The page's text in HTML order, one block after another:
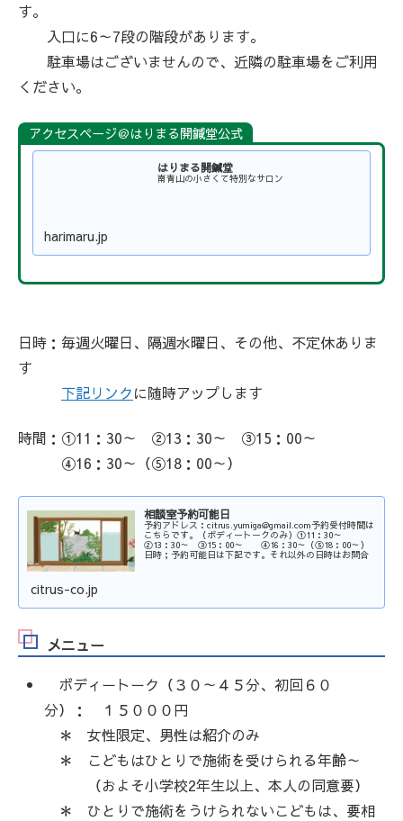
す。
入口に6～7段の階段があります。
駐車場はございませんので、近隣の駐車場をご利用
ください。
アクセスページ＠はりまる開鍼堂公式
はりまる開鍼堂
南青山の小さくて特別なサロン
harimaru.jp
日時：毎週火曜日、 隔週水曜日、その他、不定休ありま
す
下記リンクに随時アップします
時間：①11：30～ ②13：30～ ③15：00～
④16：30～（⑤18：00～）
相談室予約可能日
予約アドレス：citrus.yumiga@gmail.com予約受付時間は
こちらです。（ボディートークのみ）①11：30～
②13：30～ ③15：00～ ④16：30～（⑤18：00～）
日時；予約可能日は下記です。それ以外の日時はお問合
citrus-co.jp
メニュー
ボディートーク（３０～４５分、初回６０
分）： １５０００円
＊ 女性限定、男性は紹介のみ
＊ こどもはひとりで施術を受けられる年齢～
（およそ小学校2年生以上、本人の同意要）
＊ ひとりで施術をうけられないこどもは、要相